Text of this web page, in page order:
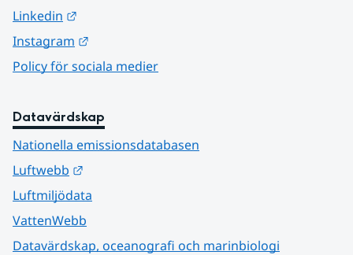
Linkedin
Instagram
Policy för sociala medier
Datavärdskap
Nationella emissionsdatabasen
Luftwebb
Luftmiljödata
VattenWebb
Datavärdskap, oceanografi och marinbiologi